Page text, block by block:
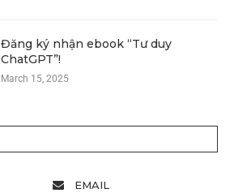
Đăng ký nhận ebook “Tư duy
ChatGPT”!
March 15, 2025
EMAIL